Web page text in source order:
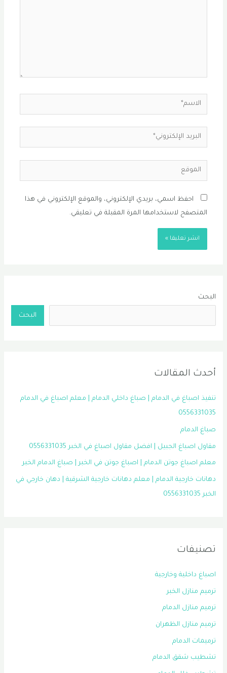
الاسم*
البريد
الإلكتروني*
الموقع
احفظ اسمي، بريدي الإلكتروني، والموقع الإلكتروني في هذا
المتصفح لاستخدامها المرة المقبلة في تعليقي.
البحث
البحث
أحدث المقالات
تنفيذ اصباغ في الدمام | صباغ داخلي الدمام | معلم اصباغ في الدمام
0556331035
صباغ الدمام
مقاول اصباغ الجبيل | افضل مقاول اصباغ في الخبر 0556331035
معلم اصباغ جوتن الدمام | اصباغ جوتن في الخبر | صباغ الدمام الخبر
دهانات خارجية الدمام | معلم دهانات خارجية الشرقية | دهان خارجي في
الخبر 0556331035
تصنيفات
اصباغ داخلية وخارجية
ترميم منازل الخبر
ترميم منازل الدمام
ترميم منازل الظهران
ترميمات الدمام
تشطيب شقق الدمام